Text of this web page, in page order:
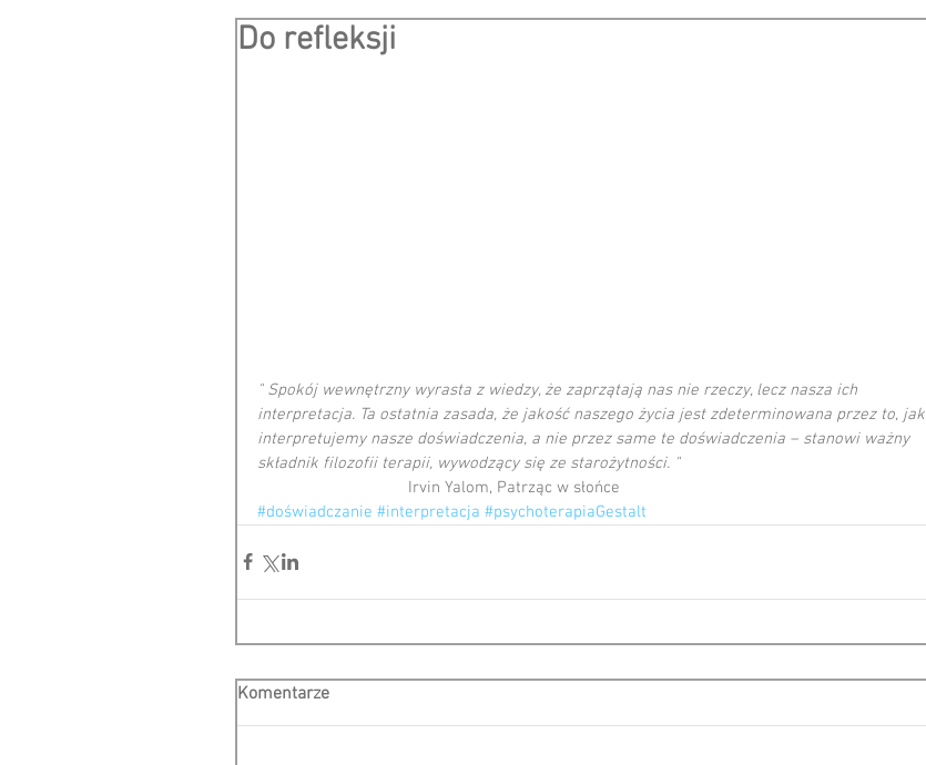
Do refleksji
" Spokój wewnętrzny wyrasta z wiedzy, że zaprzątają nas nie rzeczy, lecz nasza ich
interpretacja. Ta ostatnia zasada, że jakość naszego życia jest zdeterminowana przez to, jak
interpretujemy nasze doświadczenia, a nie przez same te doświadczenia – stanowi ważny
składnik filozofii terapii, wywodzący się ze starożytności. "
                                  Irvin Yalom, Patrząc w słońce
#doświadczanie #interpretacja #psychoterapiaGestalt
Komentarze